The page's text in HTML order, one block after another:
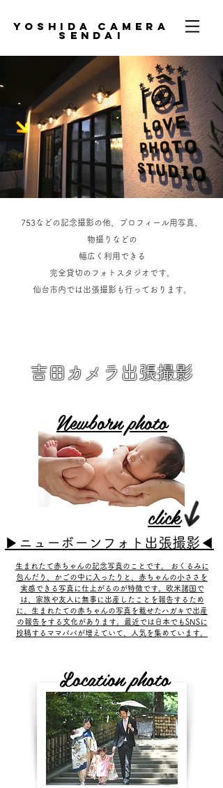
yoshida camera
sendai​
love.photo.studio
​753などの記念撮影の他、プロフィール用写真、
物撮りなどの
​幅広く利用できる
完全貸切のフォトスタジオです。
​仙台市内では出張撮影も行っております。
吉田カメラ出張撮影
Newborn photo
click
​▶ニューボーンフォト​出張撮影◀
​生まれたて赤ちゃんの記念写真のことです。 おくるみに
包んだり、かごの中に入ったりと、赤ちゃんの小ささを
実感できる写真に仕上がるのが特徴です。欧米諸国で
は、家族や友人に無事に出産したことを報告するため
に、生まれたての赤ちゃんの写真を載せたハガキで出産
の報告をする文化があります。最近では日本でもSNSに
投稿するママパパが増えていて、人気を集めています。
Location photo